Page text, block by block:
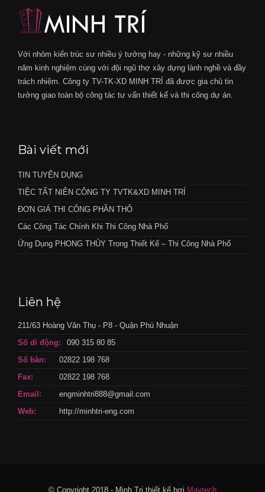
Với nhóm kiến trúc sư nhiều ý tưởng hay - những kỹ sư nhiều
năm kinh nghiệm cùng với đội ngũ thợ xây dựng lành nghề và đầy
trách nhiệm. Công ty TV-TK-XD MINH TRÍ đã được gia chủ tin
tưởng giao toàn bộ công tác tư vấn thiết kế và thi công dự án.
Bài viết mới
TIN TUYỂN DỤNG
TIỆC TẤT NIÊN CÔNG TY TVTK&XD MINH TRÍ
ĐƠN GIÁ THI CÔNG PHẦN THÔ
Các Công Tác Chính Khi Thi Công Nhà Phố
Ứng Dụng PHONG THỦY Trong Thiết Kế – Thi Công Nhà Phố
Liên hệ
211/63 Hoàng Văn Thụ - P8 - Quận Phú Nhuận
Số di động:
090 315 80 85
Số bàn:
02822 198 768
Fax:
02822 198 768
Email:
engminhtri888@gmail.com
Web:
http://minhtri-eng.com
© Copyright 2018 - Minh Tri thiết kế bơi Maytech